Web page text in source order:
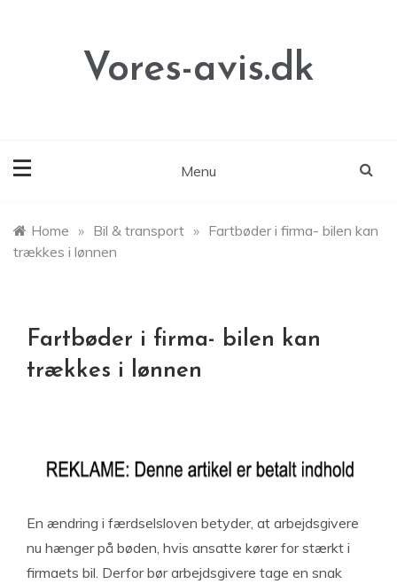
Vores-avis.dk
Menu
Home » Bil & transport » Fartbøder i firma- bilen kan
trækkes i lønnen
Fartbøder i firma- bilen kan
trækkes i lønnen
En ændring i færdselsloven betyder, at arbejdsgivere
nu hænger på bøden, hvis ansatte kører for stærkt i
firmaets bil. Derfor bør arbejdsgivere tage en snak